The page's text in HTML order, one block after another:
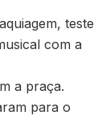
teste
com a
a praça.
para o